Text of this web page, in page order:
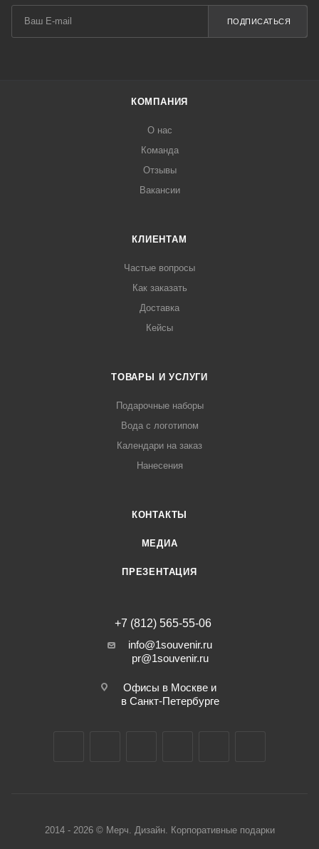
ПОДПИСАТЬСЯ
КОМПАНИЯ
О нас
Команда
Отзывы
Вакансии
КЛИЕНТАМ
Частые вопросы
Как заказать
Доставка
Кейсы
ТОВАРЫ И УСЛУГИ
Подарочные наборы
Вода с логотипом
Календари на заказ
Нанесения
КОНТАКТЫ
МЕДИА
ПРЕЗЕНТАЦИЯ
+7 (812) 565-55-06
info@1souvenir.ru
pr@1souvenir.ru
Офисы в Москве и
в Санкт-Петербурге
2014 - 2026 © Мерч. Дизайн. Корпоративные подарки